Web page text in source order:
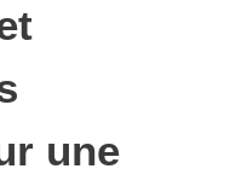
une